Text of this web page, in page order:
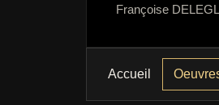
Françoise
Accueil